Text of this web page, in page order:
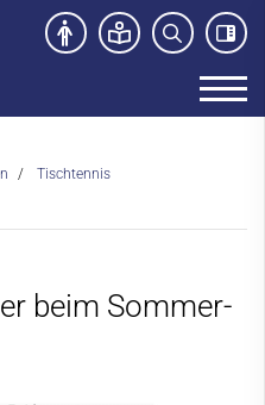
Tischtennis
beim Sommer-